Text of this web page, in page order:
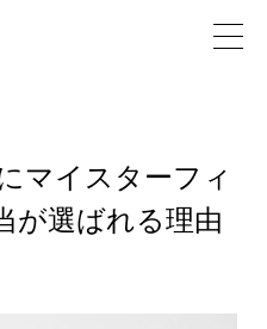
マイスターフィ
が選ばれる理由